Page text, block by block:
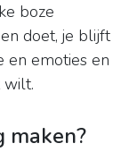
boze
doet, je blijft
en emoties en
wilt.
maken?